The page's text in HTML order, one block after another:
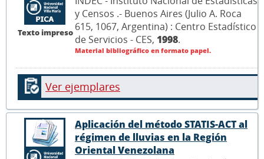
Texto impreso
y Censos .- Buenos Aires (Julio A. Roca
615, 1067, Argentina) : Centro Estadístico
de Servicios - CES, 1998.
Material bibliográfico en formato papel.
Ver ejemplares
Aplicación del método STATIS-ACT al
régimen de lluvias en la Región
Oriental Venezolana